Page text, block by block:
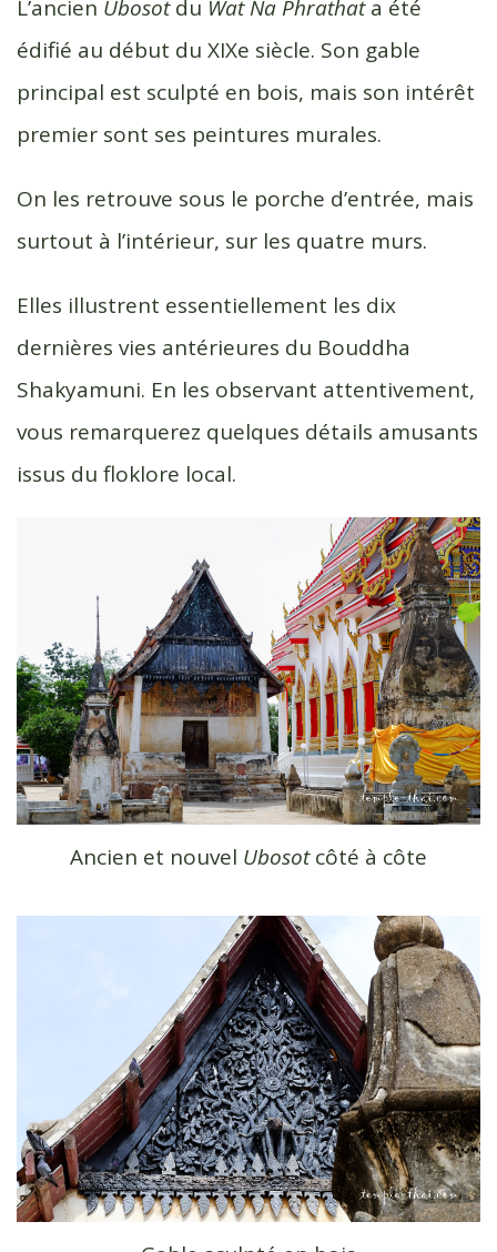
L’ancien Ubosotdu Wat Na Phrathata été
édifié au début du XIXe siècle. Son gable
principal est sculpté en bois, mais son intérêt
premier sont ses peintures murales.
On les retrouve sous le porche d’entrée, mais
surtout à l’intérieur, sur les quatre murs.
Elles illustrent essentiellement les dix
dernières vies antérieures du Bouddha
Shakyamuni. En les observant attentivement,
vous remarquerez quelques détails amusants
issus du floklore local.
Ancien et nouvel Ubosotcôté à côte